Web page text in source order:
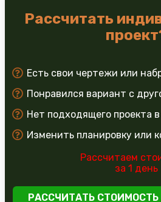
Рассчитать
Есть свои чертежи или
Понравился вариант с
Нет подходящего проекта в
Изменить планировку или
Рассчитаем
за 1 день
РАССЧИТАТЬ